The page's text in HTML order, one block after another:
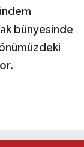
bünyesinde